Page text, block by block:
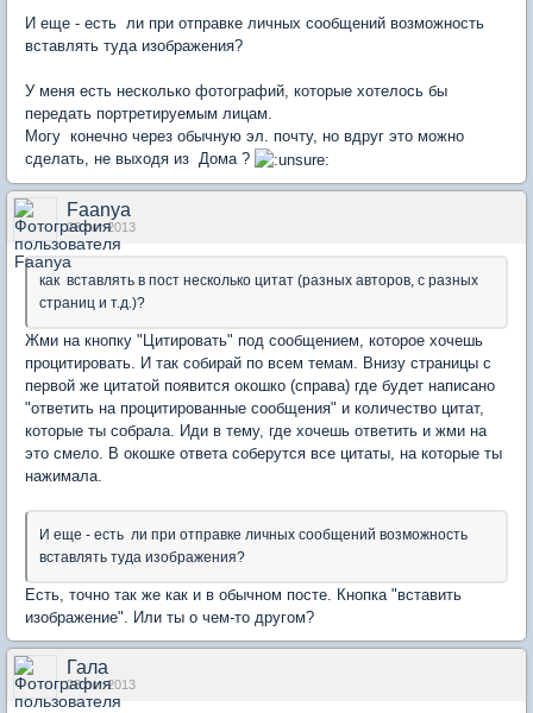
И еще - есть ли при отправке личных сообщений возможность
вставлять туда изображения?
У меня есть несколько фотографий, которые хотелось бы
передать портретируемым лицам.
Могу конечно через обычную эл. почту, но вдруг это можно
сделать, не выходя из Дома ?
Faanya
28 окт 2013
как вставлять в пост несколько цитат (разных авторов, с разных
страниц и т.д.)?
Жми на кнопку "Цитировать" под сообщением, которое хочешь
процитировать. И так собирай по всем темам. Внизу страницы с
первой же цитатой появится окошко (справа) где будет написано
"ответить на процитированные сообщения" и количество цитат,
которые ты собрала. Иди в тему, где хочешь ответить и жми на
это смело. В окошке ответа соберутся все цитаты, на которые ты
нажимала.
И еще - есть ли при отправке личных сообщений возможность
вставлять туда изображения?
Есть, точно так же как и в обычном посте. Кнопка "вставить
изображение". Или ты о чем-то другом?
Гала
28 окт 2013